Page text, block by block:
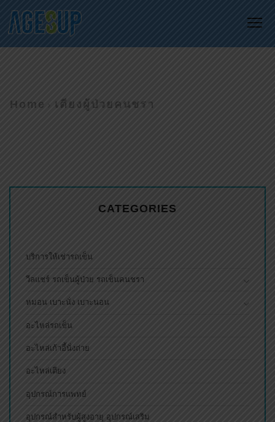
Home เตียงผู้ป่วยคนชรา
CATEGORIES
บริการให้เช่ารถเข็น
วีลแชร์ รถเข็นผู้ป่วย รถเข็นคนชรา
หมอน เบาะนั่ง เบาะนอน
อะไหล่รถเข็น
อะไหล่เก้าอี้นั่งถ่าย
อะไหล่เตียง
อุปกรณ์การแพทย์
อุปกรณ์สำหรับผู้สูงอายุ อุปกรณ์เสริม